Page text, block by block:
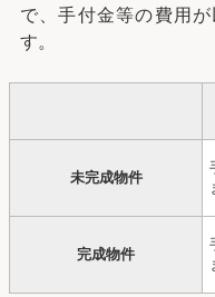
で、手付金等の費用
す。
未完成物件
完成物件